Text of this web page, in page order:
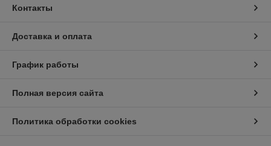
Контакты
Доставка и оплата
График работы
Полная версия сайта
Политика обработки cookies